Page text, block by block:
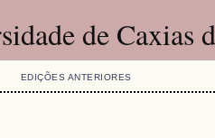
de Caxias
EDIÇÕES ANTERIORES